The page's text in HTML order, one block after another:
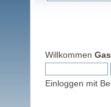
Willkommen
Einloggen mit